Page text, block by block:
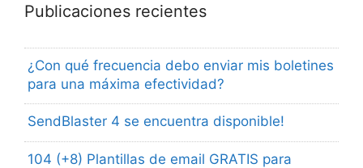
Publicaciones recientes
¿Con qué frecuencia debo enviar mis boletines
para una máxima efectividad?
SendBlaster 4 se encuentra disponible!
104 (+8) Plantillas de email GRATIS para